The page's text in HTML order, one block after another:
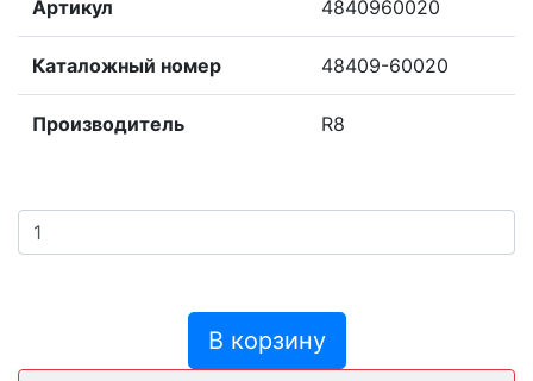
Артикул 4840960020
Каталожный номер 48409-60020
Производитель R8
В корзину